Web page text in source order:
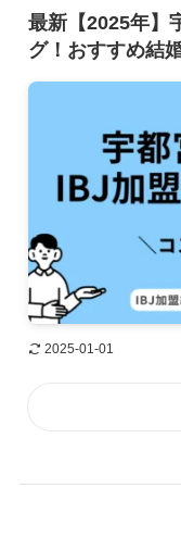
最新【2025年】
グ！おすすめ結
2025-01-01